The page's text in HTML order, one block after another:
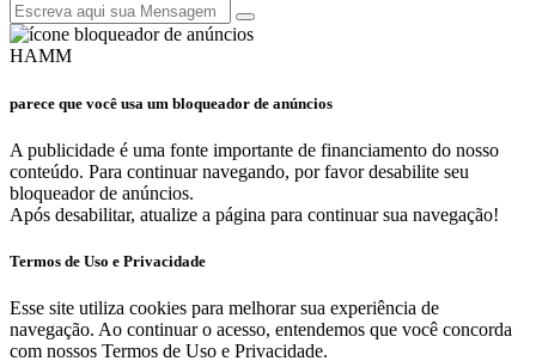
HAMM
parece que você usa um bloqueador de anúncios
A publicidade é uma fonte importante de financiamento do nosso
conteúdo. Para continuar navegando, por favor desabilite seu
bloqueador de anúncios.
Após desabilitar, atualize a página para continuar sua navegação!
Termos de Uso e Privacidade
Esse site utiliza cookies para melhorar sua experiência de
navegação. Ao continuar o acesso, entendemos que você concorda
com nossos Termos de Uso e Privacidade.